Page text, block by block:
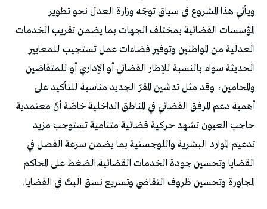
ويأتي هذا المشروع في سياق توجّه وزارة العدل نحو تطوير
المؤسسات القضائية بمختلف الجهات بما يضمن تقريب الخدمات
العدلية من المواطنين وتوفير فضاءات عمل تستجيب للمعايير
الحديثة سواء بالنسبة للإطار القضائي أو الإداري أو للمتقاضين
والمحامين، وقد مثل تدشين المقرّ الجديد مناسبة للتأكيد على
أهمية دعم المرفق القضائي في المناطق الداخلية خاصّة أنّ معتمدية
حاجب العيون تشهد حركية قضائية متنامية تستوجب مزيد
تدعيم الموارد البشرية واللوجستية بما يضمن سرعة الفصل في
القضايا وتحسين جودة الخدمات القضائية.الضغط على المحاكم
المجاورة وتحسين ظروف التقاضي وتسريع نسق البتّ في القضايا.